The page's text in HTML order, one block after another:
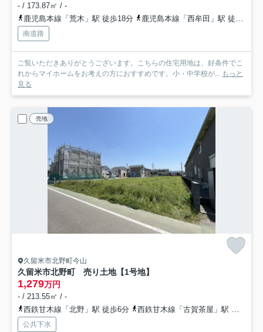
- / 173.87㎡ / -
鹿児島本線「荒木」駅 徒歩18分
鹿児島本線「西牟田」駅 徒歩34分
南道路
ご覧いただきありがとうございます。こちらの住宅用地は、好条件でこ
れからマイホームをお考えの方におすすめです。小・中学校が... もっと
見る
売地
久留米市北野町今山
久留米市北野町 売り土地【1号地】
1,279万円
- / 213.55㎡ / -
西鉄甘木線「北野」駅 徒歩6分
西鉄甘木線「古賀茶屋」駅 徒歩27分
公共下水